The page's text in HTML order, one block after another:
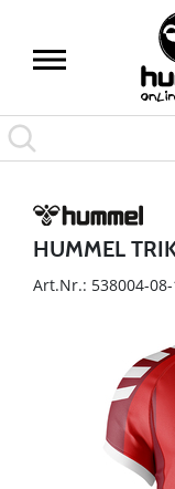
HUMMEL
Art.Nr.: 538004-08-